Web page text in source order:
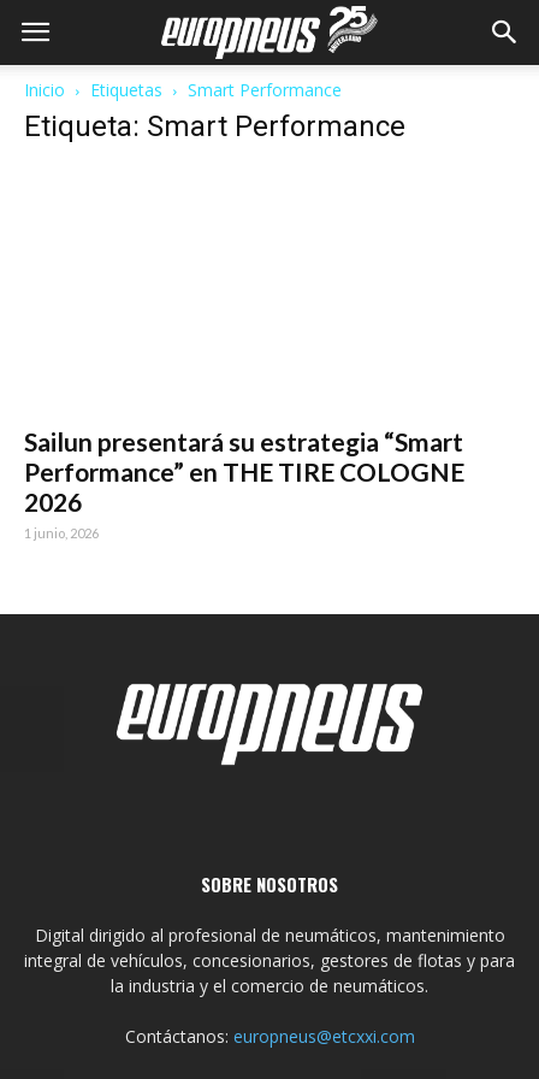
Inicio Etiquetas Smart Performance
Etiqueta: Smart Performance
Sailun presentará su estrategia “Smart
Performance” en THE TIRE COLOGNE
2026
1 junio, 2026
SOBRE NOSOTROS
Digital dirigido al profesional de neumáticos, mantenimiento
integral de vehículos, concesionarios, gestores de flotas y para
la industria y el comercio de neumáticos.
Contáctanos: europneus@etcxxi.com